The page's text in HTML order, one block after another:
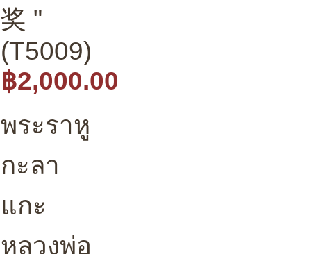
奖 "
(T5009)
฿2,000.00
พระราหู
กะลา
แกะ
หลวงพ่อ